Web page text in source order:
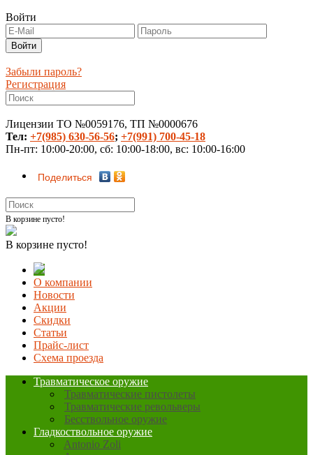
Войти
Забыли пароль?
Регистрация
Лицензии ТО №0059176, ТП №0000676
Тел: +7(985) 630-56-56; +7(991) 700-45-18
Пн-пт: 10:00-20:00, сб: 10:00-18:00, вс: 10:00-16:00
Поделиться
В корзине пусто!
В корзине пусто!
О компании
Новости
Акции
Скидки
Статьи
Прайс-лист
Схема проезда
Травматическое оружие
Травматические пистолеты
Травматические револьверы
Бесствольное оружие
Гладкоствольное оружие
Antonio Zoli